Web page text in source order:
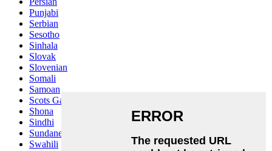
Punjabi
Serbian
Sesotho
Sinhala
Slovak
Slovenian
Somali
Samoan
Scots Gaelic
Shona
Sindhi
Sundanese
Swahili